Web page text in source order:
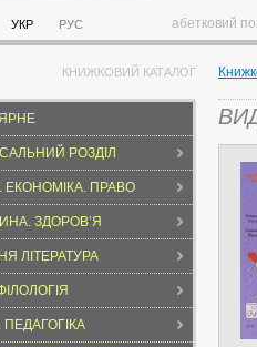
УКР РУС абетковий
КНИЖКОВИЙ КАТАЛОГ
РОЗДІЛ
ЕКОНОМІКА. ПРАВО
ЗДОРОВ’Я
ЛІТЕРАТУРА